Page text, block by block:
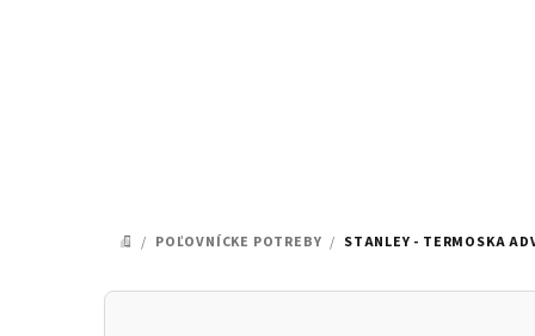
DOMOV
/ POĽOVNÍCKE POTREBY / STANLEY - TERMOSKA